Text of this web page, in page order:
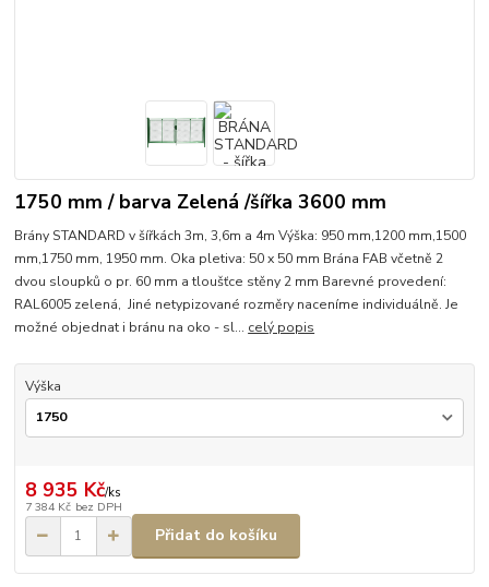
1750 mm / barva Zelená /šířka 3600 mm
Brány STANDARD v šířkách 3m, 3,6m a 4m Výška: 950 mm,1200 mm,1500
mm,1750 mm, 1950 mm. Oka pletiva: 50 x 50 mm Brána FAB včetně 2
dvou sloupků o pr. 60 mm a tloušťce stěny 2 mm Barevné provedení:
RAL6005 zelená, Jiné netypizované rozměry naceníme individuálně. Je
možné objednat i bránu na oko - sl... celý popis
Výška
8 935 Kč/ks
7 384 Kč bez DPH
Přidat do košíku